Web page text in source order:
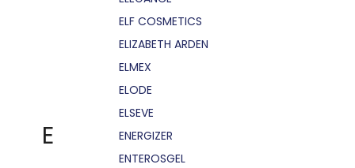
E
ELF COSMETICS
ELIZABETH ARDEN
ELMEX
ELODE
ELSEVE
ENERGIZER
ENTEROSGEL